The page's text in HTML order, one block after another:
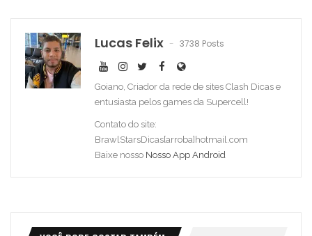
Lucas Felix 3738 Posts
Goiano, Criador da rede de sites Clash Dicas e
entusiasta pelos games da Supercell!
Contato do site:
BrawlStarsDicas[arroba]hotmail.com
Baixe nosso Nosso App Android